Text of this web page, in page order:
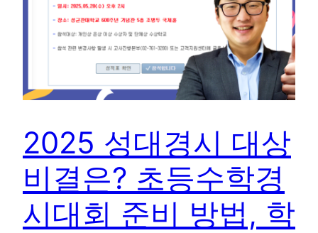
2025 성대경시 대상
비결은? 초등수학경
시대회 준비 방법, 학